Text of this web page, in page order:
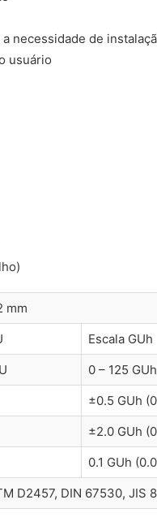
necessidade de
usuário
mm
Escala GUh
0 – 125
±0.5 GUh
±2.0 GUh
0.1 GUh
D2457, DIN 67530, JIS